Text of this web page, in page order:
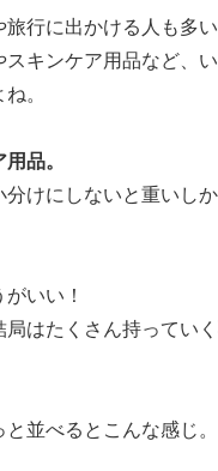
行に出かける人も多い
スキンケア用品など、
。
品。
分けにしないと重いし
いい！
はたくさん持ってい
並べるとこんな感じ。